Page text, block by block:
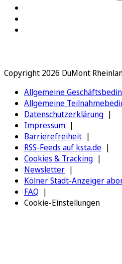
Copyright 2026 DuMont
Allgemeine
Allgemeine
Datenschutzerklärung
Impressum
Barrierefreiheit
RSS-Feeds auf ksta.de
Cookies & Tracking
Newsletter
Kölner Stadt-Anzeiger
FAQ
Cookie-Einstellungen